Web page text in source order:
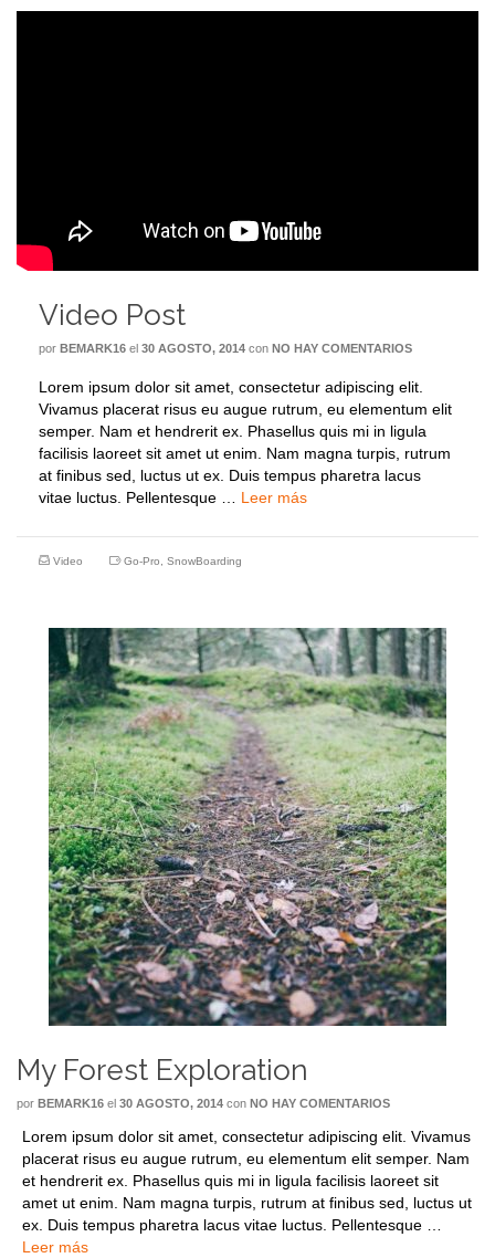
Video Post
por BEMARK16 el 30 AGOSTO, 2014 con NO HAY COMENTARIOS
Lorem ipsum dolor sit amet, consectetur adipiscing elit.
Vivamus placerat risus eu augue rutrum, eu elementum elit
semper. Nam et hendrerit ex. Phasellus quis mi in ligula
facilisis laoreet sit amet ut enim. Nam magna turpis, rutrum
at finibus sed, luctus ut ex. Duis tempus pharetra lacus
vitae luctus. Pellentesque … Leer más
Video Go-Pro SnowBoarding
My Forest Exploration
por BEMARK16 el 30 AGOSTO, 2014 con NO HAY COMENTARIOS
Lorem ipsum dolor sit amet, consectetur adipiscing elit. Vivamus
placerat risus eu augue rutrum, eu elementum elit semper. Nam
et hendrerit ex. Phasellus quis mi in ligula facilisis laoreet sit
amet ut enim. Nam magna turpis, rutrum at finibus sed, luctus ut
ex. Duis tempus pharetra lacus vitae luctus. Pellentesque …
Leer más